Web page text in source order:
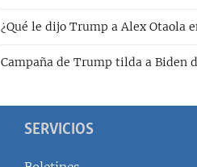
¿Qué le dijo Trump a Alex Otaola
Campaña de Trump tilda a Biden
SERVICIOS